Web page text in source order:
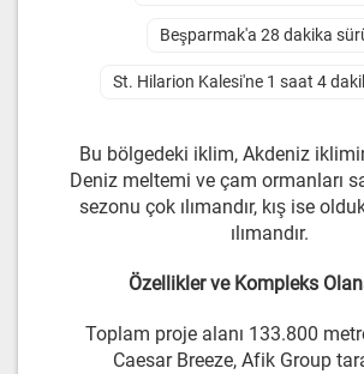
Beşparmak'a 28 dakika
St. Hilarion Kalesi'ne 1 saat 4
Bu bölgedeki iklim, Akdeniz
Deniz meltemi ve çam ormanları
sezonu çok ılımandır, kış ise
ılımandır.
Özellikler ve Kompleks
Toplam proje alanı 133.800
Caesar Breeze, Afik Group